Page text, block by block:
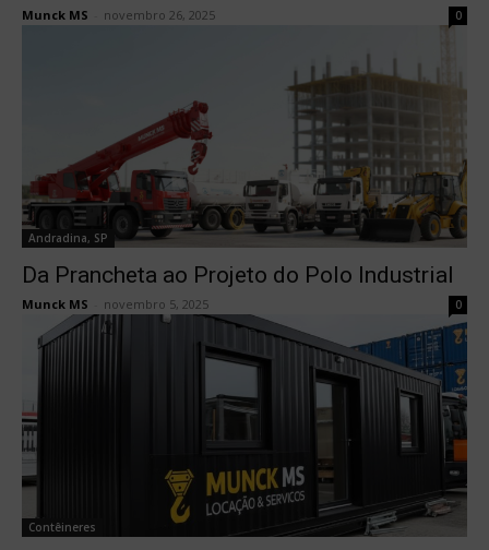
Munck MS novembro 26, 2025 0
Andradina, SP
Da Prancheta ao Projeto do Polo Industrial
Munck MS novembro 5, 2025 0
Contêineres